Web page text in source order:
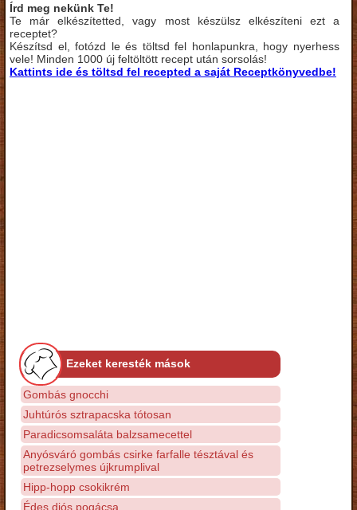
Írd meg nekünk Te!
Te már elkészítetted, vagy most készülsz elkészíteni ezt a
receptet?
Készítsd el, fotózd le és töltsd fel honlapunkra, hogy nyerhess
vele! Minden 1000 új feltöltött recept után sorsolás!
Kattints ide és töltsd fel recepted a saját Receptkönyvedbe!
Ezeket keresték mások
Gombás gnocchi
Juhtúrós sztrapacska tótosan
Paradicsomsaláta balzsamecettel
Anyósváró gombás csirke farfalle tésztával és
petrezselymes újkrumplival
Hipp-hopp csokikrém
Édes diós pogácsa